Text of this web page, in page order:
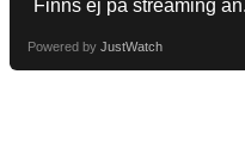
Powered by JustWatch